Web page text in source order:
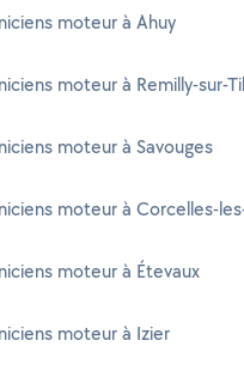
moteur à Ahuy
moteur à Remilly-sur-
moteur à Savouges
moteur à Corcelles-
moteur à Étevaux
moteur à Izier